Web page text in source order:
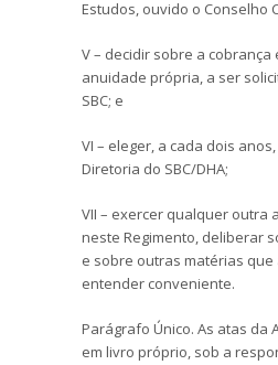
Estudos, ouvido o Conselho
V – decidir sobre a
anuidade própria, a ser
SBC; e
VI – eleger, a cada dois
Diretoria do SBC/DHA;
VII – exercer qualquer outra
neste Regimento, deliberar
e sobre outras matérias que
entender conveniente.
Parágrafo Único. As atas da
em livro próprio, sob a